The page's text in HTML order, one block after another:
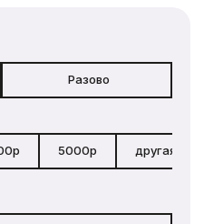
Разово
5000р другая